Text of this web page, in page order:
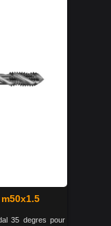
35 degres pour